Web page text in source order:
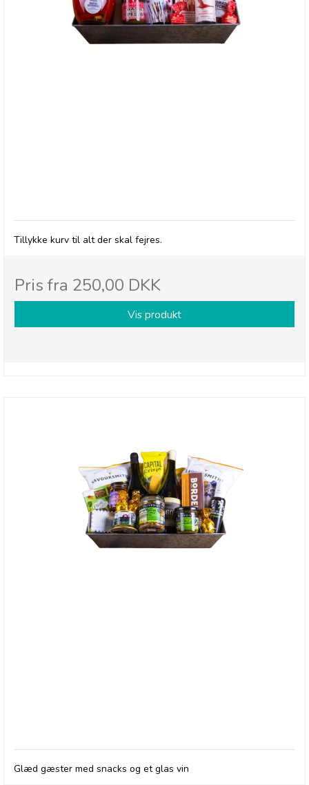
Tillykke kurv til alt der skal fejres.
Pris fra 250,00 DKK
Vis produkt
Glæd gæster med snacks og et glas vin